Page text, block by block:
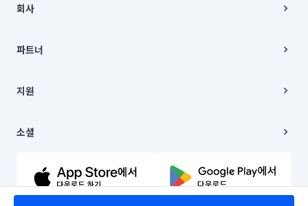
00019 |
주소 | 본사: 서울특별시 종로구 율곡로 6(중학동, 트윈트리빌딩) B동 5층
컨택센터 : 서울특별시 종로구 수송동 율곡로 24, 7층, 8층 미소
상품, 상품정보, 거래에 관한 의무와 책임은 거래당사자에게 있습니다.
언론 보도 관련 문의:
© 유한회사 미소. Miso, Inc. All Rights Reserved.
회사
채용
파트너
이사
지원
이용약관
문의하기
소셜
유튜브